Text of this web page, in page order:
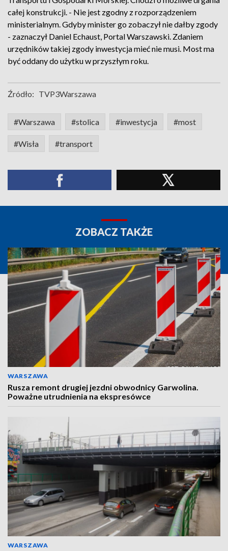
całej konstrukcji. - Nie jest zgodny z rozporządzeniem
ministerialnym. Gdyby minister go zobaczył nie dałby zgody
- zaznaczył Daniel Echaust, Portal Warszawski. Zdaniem
urzędników takiej zgody inwestycja mieć nie musi. Most ma
być oddany do użytku w przyszłym roku.
Źródło: TVP3Warszawa
#Warszawa #stolica #inwestycja #most
#Wisła #transport
ZOBACZ TAKŻE
WARSZAWA
Rusza remont drugiej jezdni obwodnicy Garwolina.
Poważne utrudnienia na ekspresówce
WARSZAWA